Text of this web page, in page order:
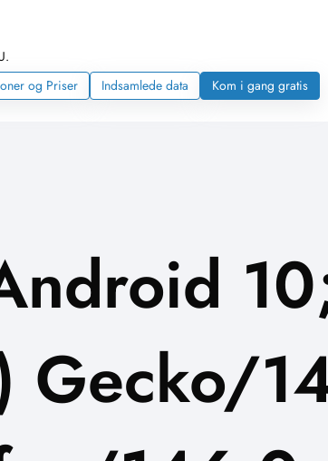
og Priser Indsamlede data Kom i gang gratis
Gecko/